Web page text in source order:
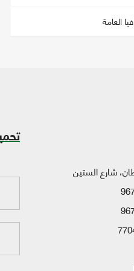
العامة
شارع الستين